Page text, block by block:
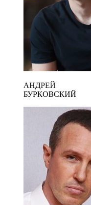
АНДРЕЙ
БУРКОВСКИЙ